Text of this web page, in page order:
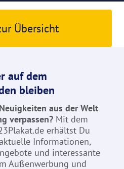
Übersicht
auf dem
bleiben
aus der Welt
verpassen?Mit dem
erhältst Du
Informationen,
und interessante
Außenwerbung und